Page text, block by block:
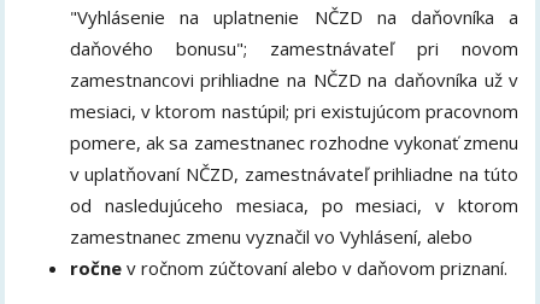
"Vyhlásenie na uplatnenie NČZD na daňovníka a
daňového bonusu"; zamestnávateľ pri novom
zamestnancovi prihliadne na NČZD na daňovníka už v
mesiaci, v ktorom nastúpil; pri existujúcom pracovnom
pomere, ak sa zamestnanec rozhodne vykonať zmenu
v uplatňovaní NČZD, zamestnávateľ prihliadne na túto
od nasledujúceho mesiaca, po mesiaci, v ktorom
zamestnanec zmenu vyznačil vo Vyhlásení, alebo
ročnev ročnom zúčtovaní alebo v daňovom priznaní.